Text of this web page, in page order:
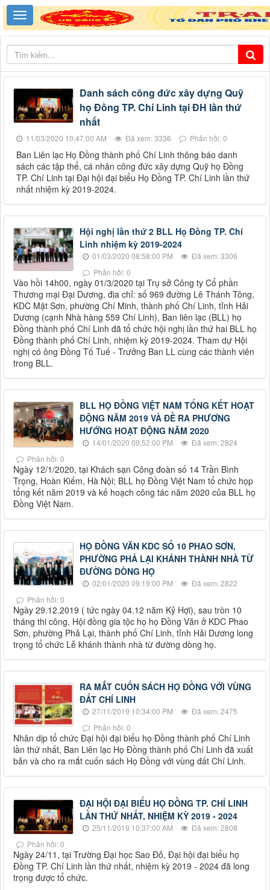
Danh sách công đức xây dựng Quỹ
họ Đồng TP. Chí Linh tại ĐH lần thứ
nhất
11/03/2020 10:47:00 AM Đã xem: 3336 Phản hồi: 0
Ban Liên lạc Họ Đồng thành phố Chí Linh thông báo danh
sách các tập thể, cá nhân công đức xây dựng Quỹ họ Đồng
TP. Chí Linh tại Đại hội đại biểu Họ Đồng TP. Chí Linh lần thứ
nhất nhiệm kỳ 2019-2024.
Hội nghị lần thứ 2 BLL Họ Đồng TP. Chí
Linh nhiệm kỳ 2019-2024
01/03/2020 08:58:00 PM
Đã xem: 3306
Phản hồi: 0
Vào hồi 14h00, ngày 01/3/2020 tại Trụ sở Công ty Cổ phần
Thương mại Đại Dương, địa chỉ: số 969 đường Lê Thánh Tông,
KDC Mật Sơn, phường Chí Minh, thành phố Chí Linh, tỉnh Hải
Dương (cạnh Nhà hàng 559 Chí Linh), Ban liên lạc (BLL) họ
Đồng thành phố Chí Linh đã tổ chức hội nghị lần thứ hai BLL họ
Đồng thành phố Chí Linh, nhiệm kỳ 2019-2024. Tham dự Hội
nghị có ông Đồng Tố Tuế - Trưởng Ban LL cùng các thành viên
trong BLL.
BLL HỌ ĐỒNG VIỆT NAM TỔNG KẾT HOẠT
ĐỘNG NĂM 2019 VÀ ĐỀ RA PHƯƠNG
HƯỚNG HOẠT ĐỘNG NĂM 2020
14/01/2020 09:52:00 PM
Đã xem: 2824
Phản hồi: 0
Ngày 12/1/2020, tại Khách sạn Công đoàn số 14 Trần Bình
Trọng, Hoàn Kiếm, Hà Nội; BLL họ Đồng Việt Nam tổ chức họp
tổng kết năm 2019 và kế hoạch công tác năm 2020 của BLL họ
Đồng Việt Nam.
HỌ ĐỒNG VĂN KDC SỐ 10 PHAO SƠN,
PHƯỜNG PHẢ LẠI KHÁNH THÀNH NHÀ TỪ
ĐƯỜNG DÒNG HỌ
02/01/2020 09:19:00 PM
Đã xem: 2822
Phản hồi: 0
Ngày 29.12.2019 ( tức ngày 04.12 năm Kỷ Hợi), sau tròn 10
tháng thi công, Hội đồng gia tộc họ họ Đồng Văn ở KDC Phao
Sơn, phường Phả Lại, thành phố Chí Linh, tỉnh Hải Dương long
trọng tổ chức Lễ khánh thành nhà từ đường dòng họ.
RA MẮT CUỐN SÁCH HỌ ĐỒNG VỚI VÙNG
ĐẤT CHÍ LINH
27/11/2019 10:34:00 PM
Đã xem: 2475
Phản hồi: 0
Nhân dịp tổ chức Đại hội đại biểu họ Đồng thành phố Chí Linh
lần thứ nhất, Ban Liên lạc Họ Đồng thành phố Chí Linh đã xuất
bản và cho ra mắt cuốn sách Họ Đồng với vùng đất Chí Linh.
ĐẠI HỘI ĐẠI BIỂU HỌ ĐỒNG TP. CHÍ LINH
LẦN THỨ NHẤT, NHIỆM KỲ 2019 - 2024
25/11/2019 10:37:00 AM
Đã xem: 2808
Phản hồi: 0
Ngày 24/11, tại Trường Đại học Sao Đỏ, Đại hội đại biểu họ
Đồng TP. Chí Linh lần thứ nhất, nhiệm kỳ 2019 - 2024 đã long
trọng được tổ chức.